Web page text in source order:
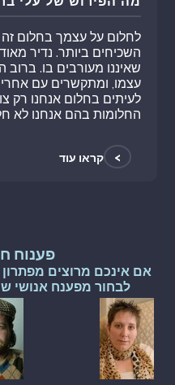
לחלום על עצמך בחלום
השכיחים ביותר. נדיר
שאיננו מעורבים בו.
עצמו, ומתקשרים עם
לעיתים בחלום אנחנו רק
החלומות בהם אנחנו לא
> קראו עוד
פענוח
אם אינכם מרוצים
לבחור מפענח אנושי